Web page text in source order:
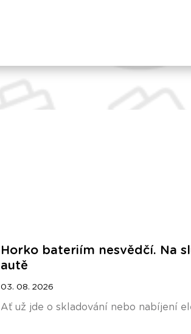
Horko bateriím nesvědčí. Na
autě
03. 08. 2026
Ať už jde o skladování nebo nabíjení